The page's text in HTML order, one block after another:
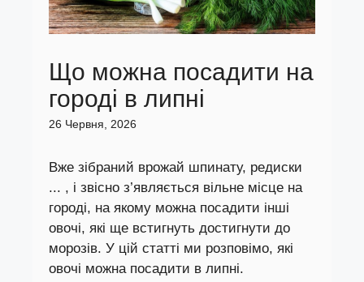
Що можна посадити на
городі в липні
26 Червня, 2026
Вже зібраний врожай шпинату, редиски
... , і звісно з’являється вільне місце на
городі, на якому можна посадити інші
овочі, які ще встигнуть достигнути до
морозів. У цій статті ми розповімо, які
овочі можна посадити в липні.